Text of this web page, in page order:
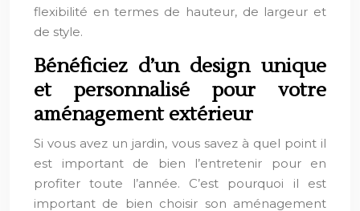
flexibilité en termes de hauteur, de largeur et
de style.
Bénéficiez d’un design unique
et personnalisé pour votre
aménagement extérieur
Si vous avez un jardin, vous savez à quel point il
est important de bien l’entretenir pour en
profiter toute l’année. C’est pourquoi il est
important de bien choisir son aménagement